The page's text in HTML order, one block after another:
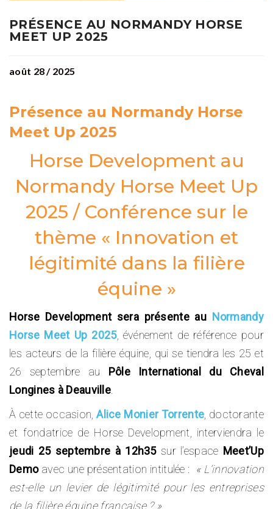
PRÉSENCE AU NORMANDY HORSE
MEET UP 2025
août 28 / 2025
Présence au Normandy Horse
Meet Up 2025
Horse Development au
Normandy Horse Meet Up
2025 / Conférence sur le
thème « Innovation et
légitimité dans la filière
équine »
Horse Development sera présente au Normandy
Horse Meet Up 2025, événement de référence pour
les acteurs de la filière équine, qui se tiendra les 25 et
26 septembre au Pôle International du Cheval
Longines à Deauville
À cette occasion,Alice Monier Torrente , doctorante
et fondatrice de Horse Development, interviendra le
jeudi 25 septembre à 12h35sur l’espace Meet’Up
Demo avec une présentation intitulée : « L’innovation
est-elle un levier de légitimité pour les entreprises
de la filière équine française ? »